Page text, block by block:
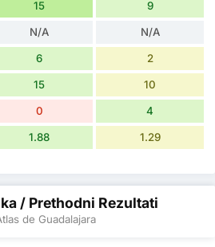
15 9
N/A N/A
6 2
15 10
0 4
1.88 1.29
/ Prethodni Rezultati
de Guadalajara